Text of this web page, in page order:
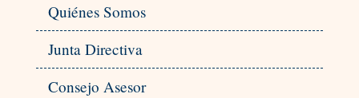
Quiénes Somos
Junta Directiva
Consejo Asesor